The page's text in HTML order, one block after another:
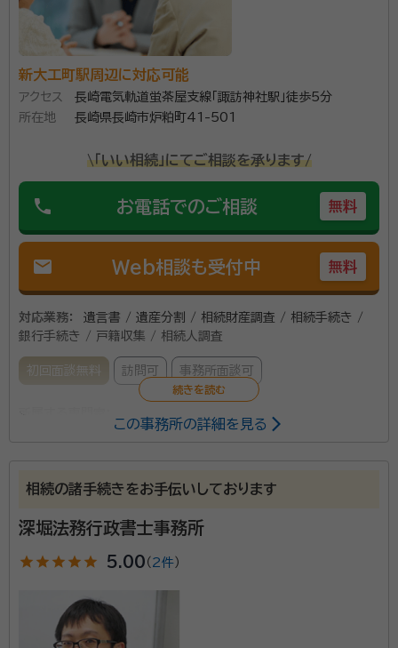
新大工町駅周辺に対応可能
アクセス
長崎電気軌道蛍茶屋支線「諏訪神社駅」徒歩5分
所在地
長崎県長崎市炉粕町41-501
\「いい相続」にてご相談を承ります/
phone お電話でのご相談 無料
mail Web相談も受付中 無料
対応業務：
遺言書 / 遺産分割 / 相続財産調査 / 相続手続き /
銀行手続き / 戸籍収集 / 相続人調査
初回面談無料 訪問可 事務所面談可
事務所口コミ（抜粋）：
account_circle 満足度 5.0 ご利用時期：2022/8
を解決することに力を注いでいます。 【対応地域】長崎
市近郊 【営業時間】平日9：00～18：00、土曜日9：00
この事務所の詳細を見る
相続の諸手続きをお手伝いしております
深堀法務行政書士事務所
star star star star star 5.00 （ 2件 ）